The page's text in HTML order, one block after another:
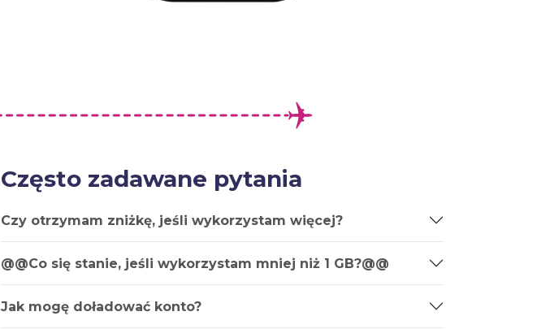
Często zadawane pytania
Czy otrzymam zniżkę, jeśli wykorzystam więcej?
@@Co się stanie, jeśli wykorzystam mniej niż 1 GB?@@
Jak mogę doładować konto?